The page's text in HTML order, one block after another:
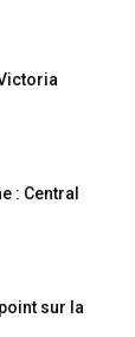
: Central
sur la